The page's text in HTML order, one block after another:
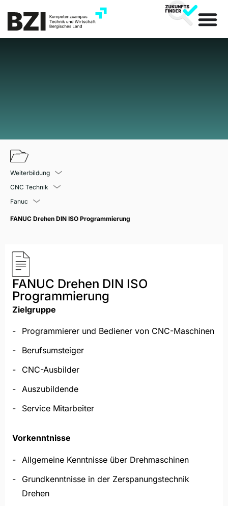
Weiterbildung
CNC Technik
Fanuc
FANUC Drehen DIN ISO Programmierung
FANUC Drehen DIN ISO
Programmierung
Zielgruppe
Programmierer und Bediener​ von CNC-Maschinen
Berufsumsteiger
CNC-Ausbilder
Auszubildende
Service Mitarbeiter
Vorkenntnisse
Allgemeine Kenntnisse über Drehmaschinen
Grundkenntnisse in der Zerspanungstechnik
Drehen